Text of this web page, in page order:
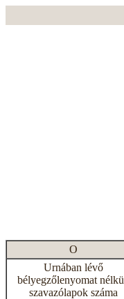
O
Urnában lévő
bélyegzőlenyomat
szavazólapok száma